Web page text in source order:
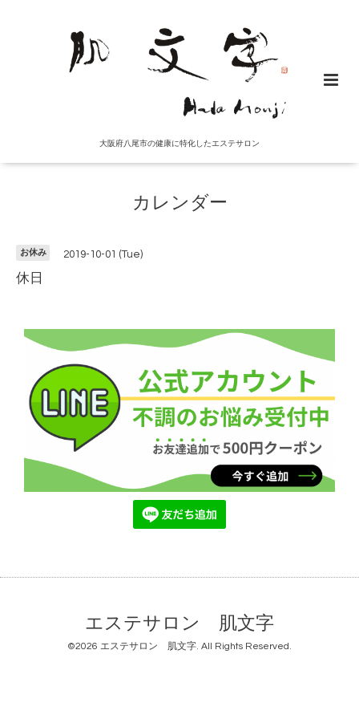
大阪府八尾市の健康に特化したエステサロン
カレンダー
お休み 2019-10-01 (Tue)
休日
エステサロン 肌文字
©2026 エステサロン 肌文字. All Rights Reserved.